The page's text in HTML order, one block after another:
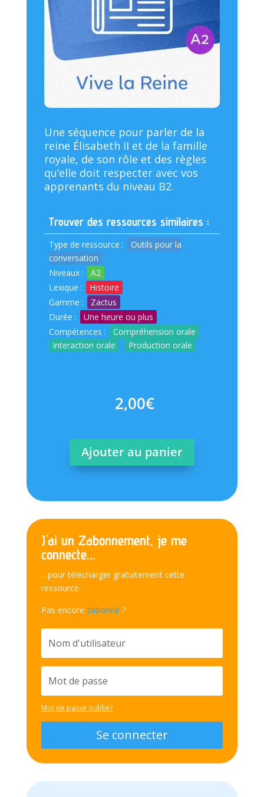
Une séquence pour parler de la
reine Élisabeth II et de la famille
royale, de son rôle et des règles
qu’elle doit respecter avec vos
apprenants du niveau B2.
Trouver des ressources similaires :
Type de ressource :
Outils pour la
conversation
Niveaux :
A2
Lexique :
Histoire
Gamme :
Zactus
Durée :
Une heure ou plus
Compétences :
Compréhension orale
Interaction orale
Production orale
2,00€
Ajouter au panier
J'ai un Zabonnement, je me
connecte...
…pour télécharger gratuitement cette
ressource.
Pas encore zabonné ?
Mot de passe oublié?
Se connecter